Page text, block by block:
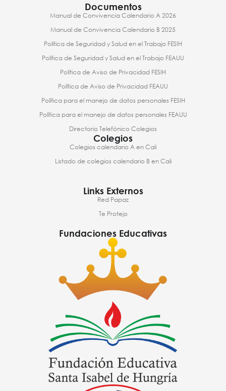
Documentos
Manual de Convivencia Calendario A 2026
Manual de Convivencia Calendario B 2025
Política de Seguridad y Salud en el Trabajo FESIH
Política de Seguridad y Salud en el Trabajo FEAUU
Política de Aviso de Privacidad FESIH
Política de Aviso de Privacidad FEAUU
Política para el manejo de datos personales FESIH
Política para el manejo de datos personales FEAUU
Directorio Telefónico Colegios
Colegios
Colegios calendario A en Cali
Listado de colegios calendario B en Cali
Links Externos
Red Papaz
Te Protejo
Fundaciones Educativas